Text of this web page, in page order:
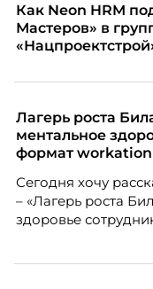
Как Neon HRM
Мастеров» в
Лагерь роста
ментальное
формат workation
Сегодня хочу
– «Лагерь роста
здоровье